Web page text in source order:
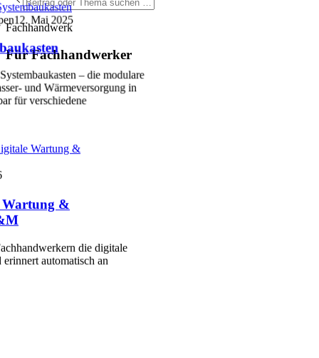
Fachhandwerk
Für Fachhandwerker
12. Mai 2025
– die modulare
und Wärmeversorgung in
für verschiedene
Wartung &
Wartung &
die digitale
automatisch an